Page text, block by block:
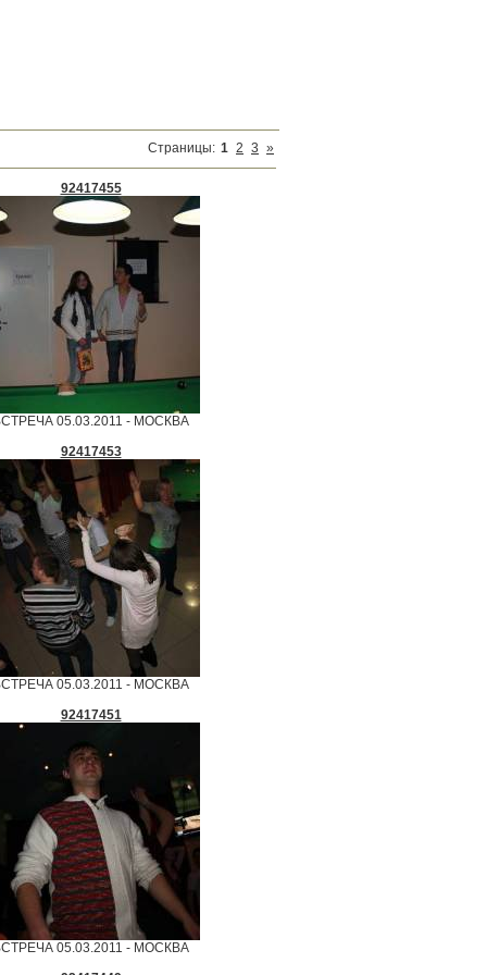
Страницы: 1 2 3 »
92417455
05.03.2011 - МОСКВА
92417453
05.03.2011 - МОСКВА
92417451
05.03.2011 - МОСКВА